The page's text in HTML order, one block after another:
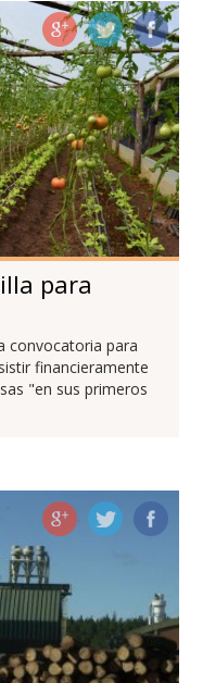
para
convocatoria para
financieramente
"en sus primeros